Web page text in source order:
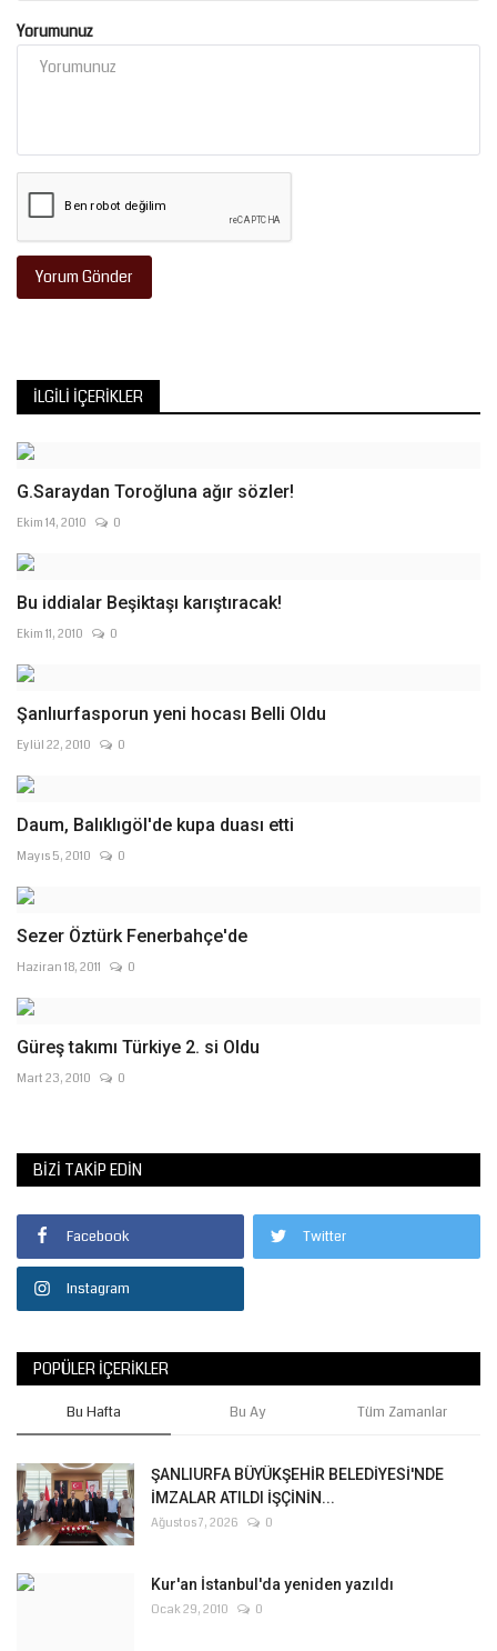
Yorumunuz
Yorum Gönder
İLGILI İÇERIKLER
G.Saraydan Toroğluna ağır sözler!
Ekim 14, 2010 0
Bu iddialar Beşiktaşı karıştıracak!
Ekim 11, 2010 0
Şanlıurfasporun yeni hocası Belli Oldu
Eylül 22, 2010 0
Daum, Balıklıgöl'de kupa duası etti
Mayıs 5, 2010 0
Sezer Öztürk Fenerbahçe'de
Haziran 18, 2011 0
Güreş takımı Türkiye 2. si Oldu
Mart 23, 2010 0
BIZI TAKIP EDIN
Facebook Twitter
Instagram
POPÜLER İÇERIKLER
Bu Hafta Bu Ay Tüm Zamanlar
ŞANLIURFA BÜYÜKŞEHİR BELEDİYESİ'NDE
İMZALAR ATILDI İŞÇİNİN...
Ağustos 7, 2026 0
Kur'an İstanbul'da yeniden yazıldı
Ocak 29, 2010 0